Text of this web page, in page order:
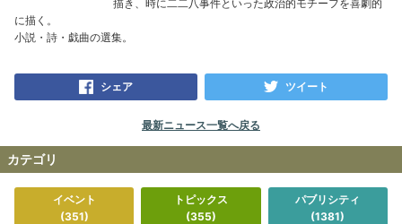
描き、時に二二八事件といった政治的モチーフを喜劇的
に描く。
小説・詩・戯曲の選集。
シェア ツイート
最新ニュース一覧へ戻る
カテゴリ
イベント
(351)
トピックス
(355)
パブリシティ
(1381)